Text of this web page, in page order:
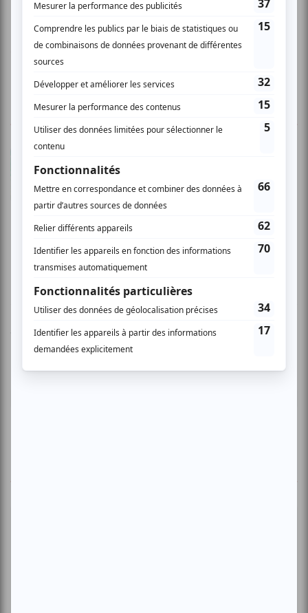
Paquette-Godin, Camille Picher, Christine Plouffe
1 COMMENTAIRE DE MEMBRE
Trop compliqué Cette pièce est un classique et
l'adaptation fut trop compliquée pour rien.
Laissons plus tôt ces classiques en paix dans
les ramener à notre époque.
Vous devez être connecté pour
donner un avis.